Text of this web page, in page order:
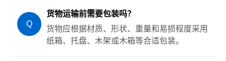
Q
货物运输前需要包装吗？
货物应根据材质、形状、重量和易损程度采用
纸箱、托盘、木架或木箱等合适包装。